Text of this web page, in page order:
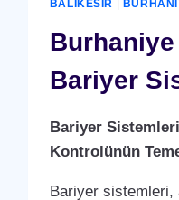
BALIKESIR
Bariyer
Bariyer
Kontrolünün
Bariyer sistemleri,